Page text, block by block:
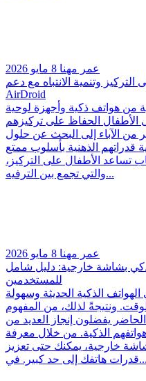
عمر مهنا 8 مايو 2026
وتنمية الانتباه مع دعم
AirDroid
من هواتف ذكية وأجهزة لوحية
الحفاظ على تركيزهم
من الآباء إلى البحث عن حلول
قدراتهم الذهنية بأسلوب ممتع
تساعد الأطفال على التركيز،
والتي تجمع بين الترفيه...
عمر مهنا 8 مايو 2026
بشاشة خارجية: دليل شامل
للمستخدمين
الذكية الحديثة وسهولة
ونتيجةً لذلك، من المفهوم
يفضلون إنجاز العديد من
الذكية. من خلال معرفة
خارجية، يمكنك حتى تعزيز
قدرات هاتفك إلى حد كبير. في...